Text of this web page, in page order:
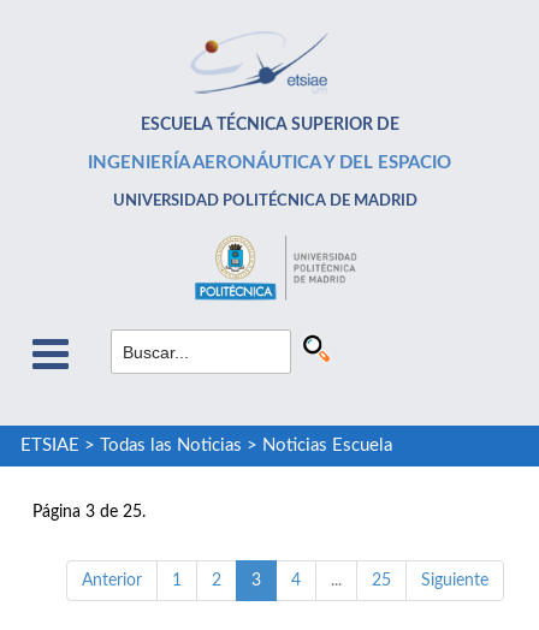
ESCUELA TÉCNICA SUPERIOR DE
INGENIERÍA AERONÁUTICA Y DEL ESPACIO
UNIVERSIDAD POLITÉCNICA DE MADRID
ETSIAE > Todas las Noticias > Noticias Escuela
Página 3 de 25.
Anterior 1 2 3 4 ... 25 Siguiente